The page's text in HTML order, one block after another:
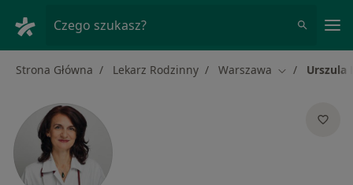
Czego szukasz?
Strona Główna Lekarz Rodzinny Warszawa Zmień miasto
Urszula